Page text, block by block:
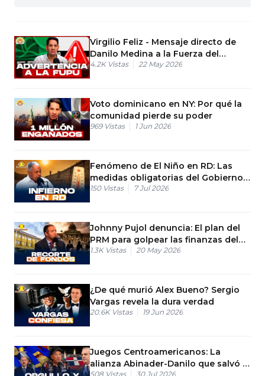
Virgilio Feliz - Mensaje directo de
Danilo Medina a la Fuerza del
Pueblo
4.2K Vistas 22 May 2026
Voto dominicano en NY: Por qué la
comunidad pierde su poder
969 Vistas 1 Jun 2026
Fenómeno de El Niño en RD: Las
medidas obligatorias del Gobierno
en las presas
150 Vistas 7 Jul 2026
Johnny Pujol denuncia: El plan del
PRM para golpear las finanzas del
PLD
1.3K Vistas 20 May 2026
¿De qué murió Alex Bueno? Sergio
Vargas revela la dura verdad
20.6K Vistas 19 Jun 2026
Juegos Centroamericanos: La
alianza Abinader-Danilo que salvó el
508 Vistas 30 Jul 2026